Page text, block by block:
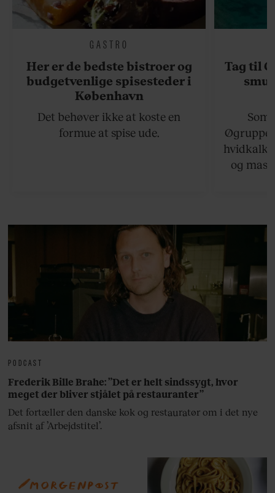
GASTRO
Her er de bedste bistroer og
budgetvenlige spisesteder i
København
Det behøver ikke at koste en
formue at spise ude.
Tag til
og
PODCAST
Frederik Bille Brahe: ”Det er helt sindssygt, hvor
meget der bliver stjålet på restauranter”
Det fortæller den danske kok og restauratør om i det nye
afsnit af ’Arbejdstitel’.